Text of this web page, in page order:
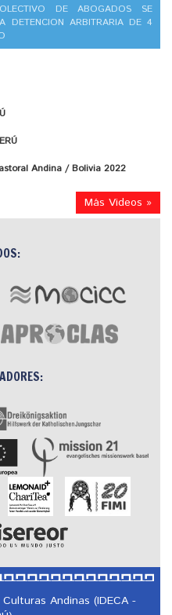
DE ABOGADOS SE
DETENCION ARBITRARIA DE 4
Andina / Bolivia 2022
Más Videos »
Andinas (IDECA -